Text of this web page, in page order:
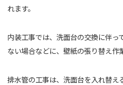
れます。
内装工事では、洗面台の交換に伴っ
ない場合などに、壁紙の張り替え作
排水管の工事は、洗面台を入れ替え